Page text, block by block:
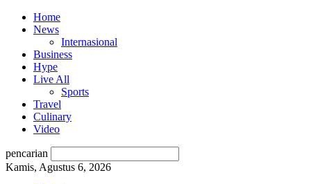
Home
News
Internasional
Business
Hype
Live All
Sports
Travel
Culinary
Video
pencarian
Kamis, Agustus 6, 2026